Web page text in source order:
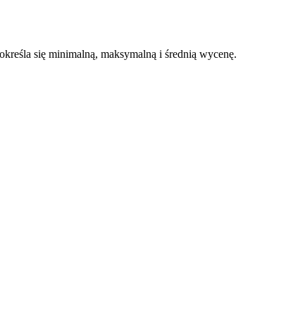
się minimalną, maksymalną i średnią wycenę.